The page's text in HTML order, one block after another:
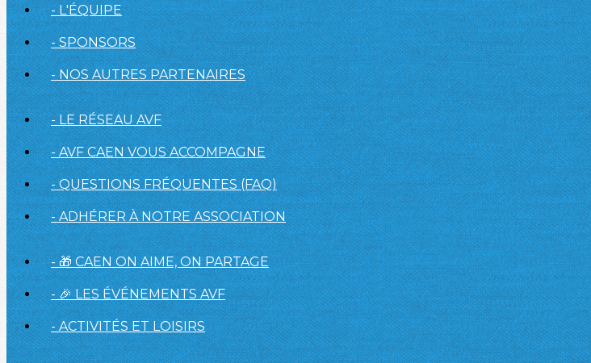
- L'ÉQUIPE
- SPONSORS
- NOS AUTRES PARTENAIRES
- LE RÉSEAU AVF
- AVF CAEN VOUS ACCOMPAGNE
- QUESTIONS FRÉQUENTES (FAQ)
- ADHÉRER À NOTRE ASSOCIATION
- 🎁 CAEN ON AIME, ON PARTAGE
- 🎉 LES ÉVÉNEMENTS AVF
- ACTIVITÉS ET LOISIRS